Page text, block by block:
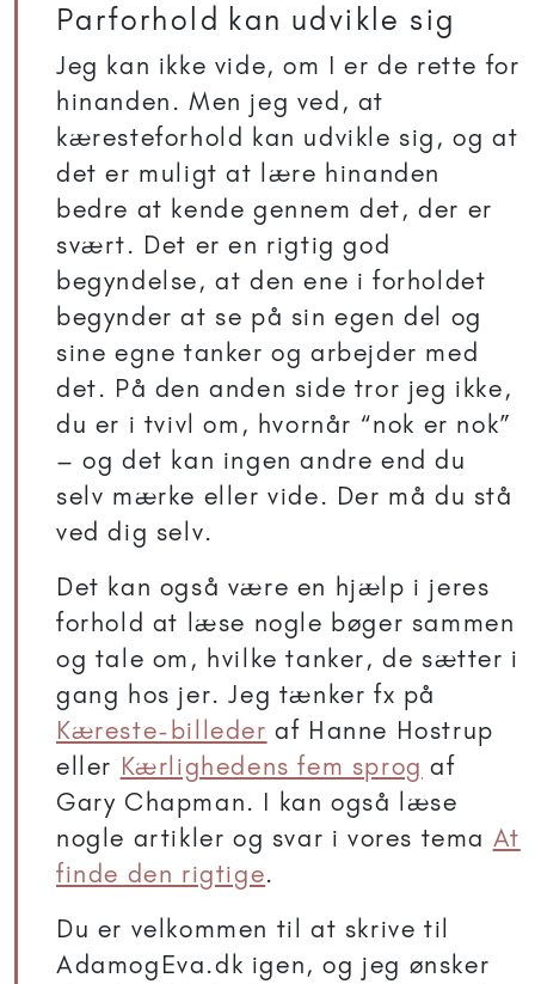
Parforhold kan udvikle sig
Jeg kan ikke vide, om I er de rette for
hinanden. Men jeg ved, at
kæresteforhold kan udvikle sig, og at
det er muligt at lære hinanden
bedre at kende gennem det, der er
svært. Det er en rigtig god
begyndelse, at den ene i forholdet
begynder at se på sin egen del og
sine egne tanker og arbejder med
det. På den anden side tror jeg ikke,
du er i tvivl om, hvornår “nok er nok”
– og det kan ingen andre end du
selv mærke eller vide. Der må du stå
ved dig selv.
Det kan også være en hjælp i jeres
forhold at læse nogle bøger sammen
og tale om, hvilke tanker, de sætter i
gang hos jer. Jeg tænker fx på
Kæreste-billeder af Hanne Hostrup
eller Kærlighedens fem sprog af
Gary Chapman. I kan også læse
nogle artikler og svar i vores tema At
finde den rigtige.
Du er velkommen til at skrive til
AdamogEva.dk igen, og jeg ønsker